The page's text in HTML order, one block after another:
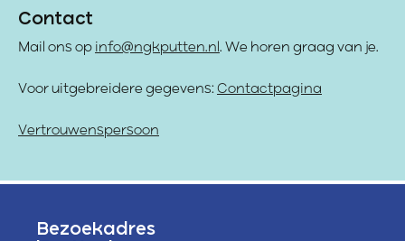
Contact
Mail ons op info@ngkputten.nl . We horen graag van je.
Voor uitgebreidere gegevens: Contactpagina
Vertrouwenspersoon
Bezoekadres